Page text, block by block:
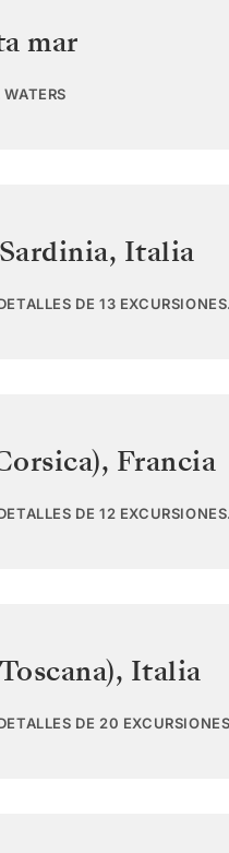
mar
, Italia
DE 13 EXCURSIONES.
, Francia
DE 12 EXCURSIONES.
, Italia
DE 20